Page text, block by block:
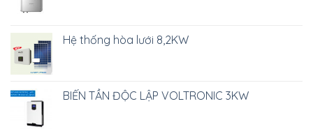
Hệ thống hòa lưới 8,2KW
BIẾN TẦN ĐỘC LẬP VOLTRONIC 3KW